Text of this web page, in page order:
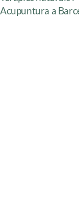
Acupuntura a